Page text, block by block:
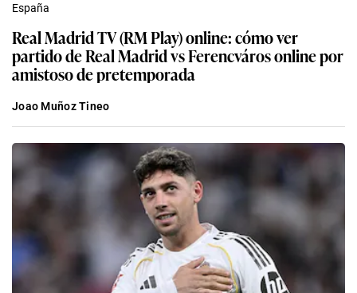
España
Real Madrid TV (RM Play) online: cómo ver
partido de Real Madrid vs Ferencváros online por
amistoso de pretemporada
Joao Muñoz Tineo